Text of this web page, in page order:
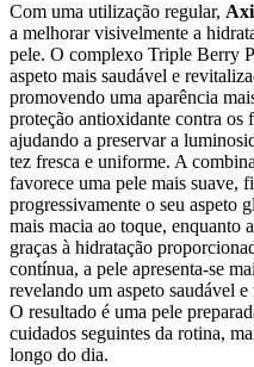
Com uma utilização regular,
a melhorar visivelmente a
pele. O complexo Triple Berry
aspeto mais saudável e
promovendo uma aparência
proteção antioxidante contra os
ajudando a preservar a
tez fresca e uniforme. A
favorece uma pele mais suave,
progressivamente o seu aspeto
mais macia ao toque, enquanto
graças à hidratação
contínua, a pele apresenta-se
revelando um aspeto saudável
O resultado é uma pele
cuidados seguintes da rotina,
longo do dia.